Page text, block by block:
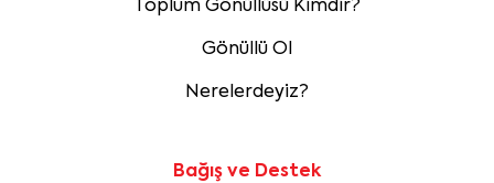
Toplum Gönüllüsü Kimdir?
Gönüllü Ol
Nerelerdeyiz?
Bağış ve Destek